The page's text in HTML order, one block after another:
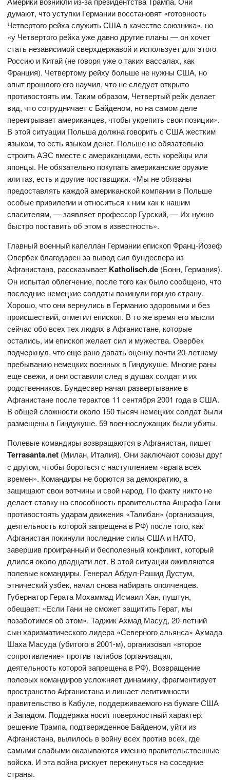
думают, что уступки Германии восстановят «готовность
Четвертого рейха служить США в качестве союзника», но
«у Четвертого рейха уже давно другие планы — он хочет
стать независимой сверхдержавой и использует для этого
Россию и Китай (не говоря уже о таких вассалах, как
Франция). Четвертому рейху больше не нужны США, но
опыт прошлого его научил, что не следует открыто
противостоять им. Таким образом, Четвертый рейх делает
вид, что сотрудничает с Байденом, но на самом деле
переигрывает американцев, чтобы укрепить свои позиции».
В этой ситуации Польша должна говорить с США жестким
языком, то есть языком денег. Польше не обязательно
строить АЭС вместе с американцами, есть корейцы или
японцы. Не обязательно покупать американские оружие
или газ, есть и другие поставщики. «Мы не обязаны
предоставлять каждой американской компании в Польше
особые привилегии и относиться к ним как к нашим
спасителям, — заявляет профессор Гурский, — Их нужно
быстро поставить об этом в известность».
Главный военный капеллан Германии епископ Франц-Йозеф
Овербек благодарен за вывод сил бундесвера из
Афганистана, рассказывает Katholisch.de (Бонн, Германия).
Он испытал облегчение, после того как было сообщено, что
последние немецкие солдаты покинули горную страну.
Хорошо, что они вернулись в Германию здоровыми и без
происшествий, отметил епископ. В то же время его мысли
сейчас обо всех тех людях в Афганистане, которые
остались, им епископ желает сил и мужества. Овербек
подчеркнул, что еще рано давать оценку почти 20-летнему
пребыванию немецких военных в Гиндукуше. Многие раны
еще свежи, и они оставили след в душах солдат и их
родственников. Бундесвер начал развертывание в
Афганистане после терактов 11 сентября 2001 года в США.
В общей сложности около 150 тысяч немецких солдат были
размещены в Гиндукуше. 59 военнослужащих были убиты.
Полевые командиры возвращаются в Афганистан, пишет
Terrasanta.net (Милан, Италия). Они заключают союзы друг
с другом, чтобы бороться с наступлением «врага всех
времен». Командиры не борются за демократию, а
защищают свои вотчины и свой народ. По факту никто не
делает ставку на способность правительства Ашрафа Гани
противостоять ударам движения «Талибан» (организация,
деятельность которой запрещена в РФ) после того, как
Афганистан покинули последние силы США и НАТО,
завершив проигранный и бесполезный конфликт, который
длился около двадцати лет. В этой ситуации оживляются
полевые командиры. Генерал Абдул-Рашид Дустум,
этнический узбек, начал снова набирать ополченцев.
Губернатор Герата Мохаммад Исмаил Хан, пуштун,
обещает: «Если Гани не сможет защитить Герат, мы
позаботимся об этом». Таджик Ахмад Масуд, 20-летний
сын харизматического лидера «Северного альянса» Ахмада
Шаха Масуда (убитого в 2001-м), организовал «второе
сопротивление» против талибов (организация,
деятельность которой запрещена в РФ). Возвращение
полевых командиров усложняет динамику, фрагментирует
пространство Афганистана и лишает легитимности
правительство в Кабуле, поддерживаемого на бумаге США
и Западом. Поддержка носит поверхностный характер:
решение Трампа, подтвержденное Байденом, уйти из
Афганистана, вылилось в войну всех против всех, где
самыми слабыми оказываются именно правительственные
войска. И эта война рискует перекинуться на соседние
страны.